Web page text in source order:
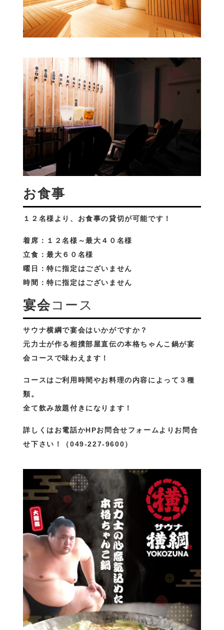
お食事
１２名様より、お食事の貸切が可能です！
着席：１２名様～最大４０名様
立食：最大６０名様
曜日：特に指定はございません
時間：特に指定はございません
宴会コース
サウナ横綱で宴会はいかがですか？
元力士が作る相撲部屋直伝の本格ちゃんこ鍋が宴
会コースで味わえます！
コースはご利用時間やお料理の内容によって３種
類。
全て飲み放題付きになります！
詳しくはお電話かHPお問合せフォームよりお問合
せ下さい！（049-227-9600）